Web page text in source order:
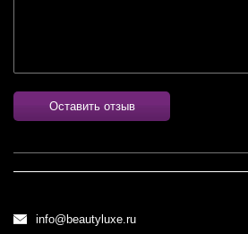
Оставить отзыв
info@beautyluxe.ru